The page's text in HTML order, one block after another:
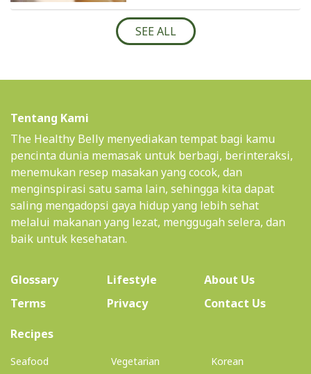
SEE ALL
Tentang Kami
The Healthy Belly menyediakan tempat bagi kamu
pencinta dunia memasak untuk berbagi, berinteraksi,
menemukan resep masakan yang cocok, dan
menginspirasi satu sama lain, sehingga kita dapat
saling mengadopsi gaya hidup yang lebih sehat
melalui makanan yang lezat, menggugah selera, dan
baik untuk kesehatan.
Glossary Lifestyle About Us(current)
Terms
Privacy
Contact Us
Recipes(current)
Seafood
Vegetarian
Korean